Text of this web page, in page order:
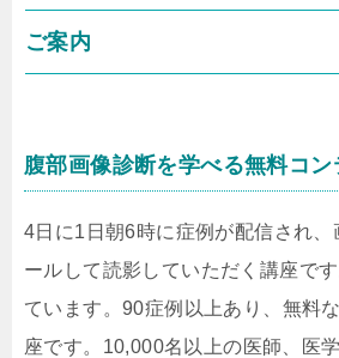
ご案内
腹部画像診断を学べる無料コン
4日に1日朝6時に症例が配信され、
ールして読影していただく講座で
ています。90症例以上あり、無料
座です。10,000名以上の医師、医